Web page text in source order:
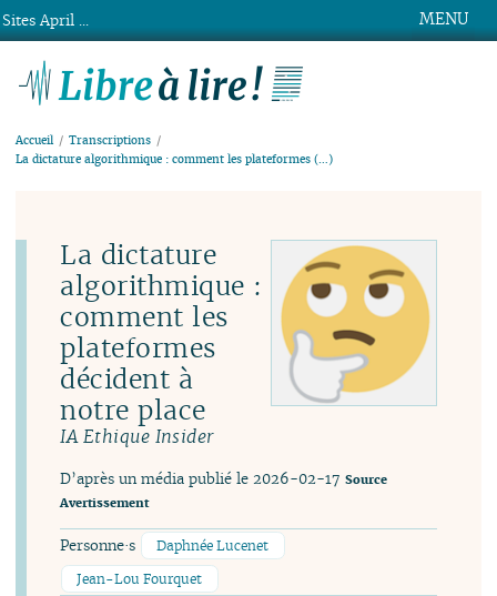
MENU
Accueil
Transcriptions
La dictature algorithmique : comment les plateformes (…)
La dictature
algorithmique :
comment les
plateformes
décident à
notre place
IA Ethique Insider
D’après un média publié le 2026-02-17 Source
Avertissement
Personne·s
Daphnée Lucenet
Jean-Lou Fourquet
Sites April ...